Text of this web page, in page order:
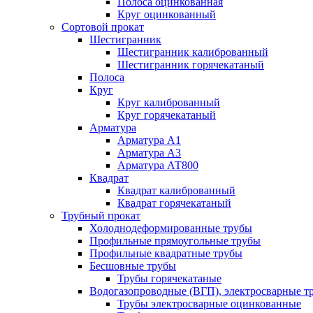
Круг оцинкованный
Сортовой прокат
Шестигранник
Шестигранник калиброванный
Шестигранник горячекатаный
Полоса
Круг
Круг калиброванный
Круг горячекатаный
Арматура
Арматура А1
Арматура А3
Арматура АТ800
Квадрат
Квадрат калиброванный
Квадрат горячекатаный
Трубный прокат
Холоднодеформированные трубы
Профильные прямоугольные трубы
Профильные квадратные трубы
Бесшовные трубы
Трубы горячекатаные
Водогазопроводные (ВГП), электросварные
Трубы электросварные оцинкованные